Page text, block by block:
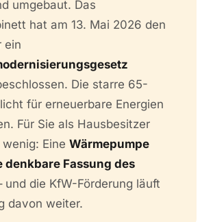
umgebaut. Das
hat am 13. Mai 2026 den
ein
Die starre 65-
für erneuerbare Energien
Für Sie als Hausbesitzer
Eine Wärmepumpe
Fassung des
und die KfW-Förderung läuft
davon weiter.